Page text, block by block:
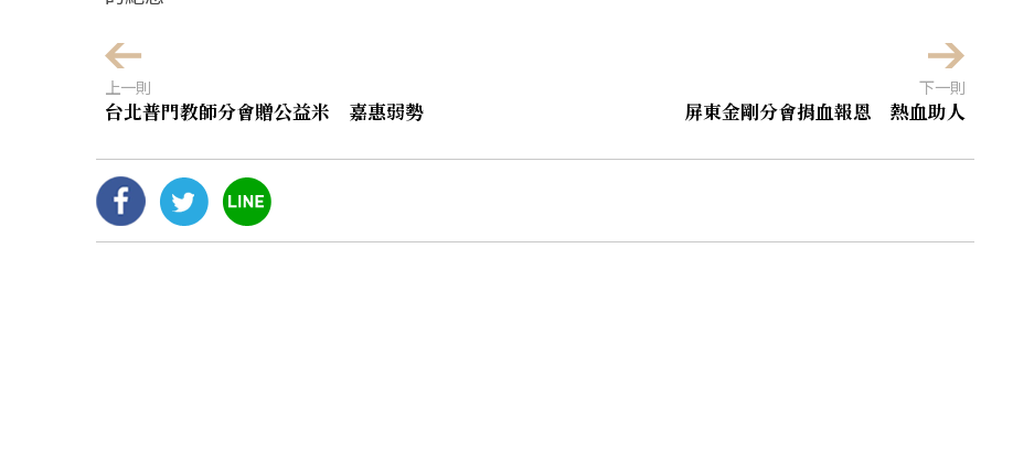
上一則
台北普門教師分會贈公益米 嘉惠弱勢
下一則
屏東金剛分會捐血報恩 熱血助人